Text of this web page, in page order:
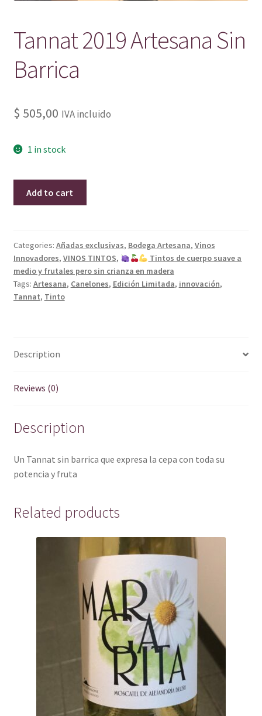
Tannat 2019 Artesana Sin
Barrica
$ 505,00 IVA incluido
1 in stock
Barrica
quantity
Add to cart
Categories: Añadas exclusivas, Bodega Artesana, Vinos
Innovadores, VINOS TINTOS,
Tintos de cuerpo suave a
medio y frutales pero sin crianza en madera
Tags: Artesana, Canelones, Edición Limitada, innovación,
Tannat, Tinto
Description
Reviews (0)
Description
Un Tannat sin barrica que expresa la cepa con toda su
potencia y fruta
Related products